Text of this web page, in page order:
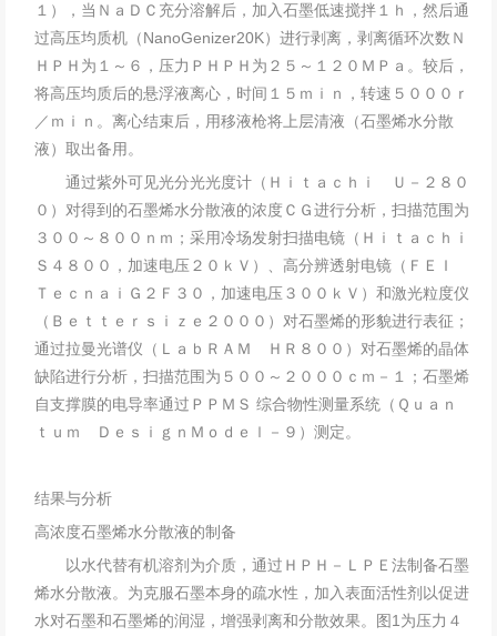
１），当ＮａＤＣ充分溶解后，加入石墨低速搅拌１ｈ，然后通
过高压均质机（NanoGenizer20K）进行剥离，剥离循环次数Ｎ
ＨＰＨ为１～６，压力ＰＨＰＨ为２５～１２０ＭＰａ。较后，
将高压均质后的悬浮液离心，时间１５ｍｉｎ，转速５０００ｒ
／ｍｉｎ。离心结束后，用移液枪将上层清液（石墨烯水分散
液）取出备用。
通过紫外可见光分光光度计（Ｈｉｔａｃｈｉ Ｕ－２８０
０）对得到的石墨烯水分散液的浓度ＣＧ进行分析，扫描范围为
３００～８００ｎｍ；采用冷场发射扫描电镜（Ｈｉｔａｃｈｉ
Ｓ４８００，加速电压２０ｋＶ）、高分辨透射电镜（ＦＥＩ
ＴｅｃｎａｉＧ２Ｆ３０，加速电压３００ｋＶ）和激光粒度仪
（Ｂｅｔｔｅｒｓｉｚｅ２０００）对石墨烯的形貌进行表征；
通过拉曼光谱仪（ＬａｂＲＡＭ ＨＲ８００）对石墨烯的晶体
缺陷进行分析，扫描范围为５００～２０００ｃｍ－１；石墨烯
自支撑膜的电导率通过ＰＰＭＳ 综合物性测量系统（Ｑｕａｎ
ｔｕｍ ＤｅｓｉｇｎＭｏｄｅｌ－９）测定。
结果与分析
高浓度石墨烯水分散液的制备
以水代替有机溶剂为介质，通过ＨＰＨ－ＬＰＥ法制备石墨
烯水分散液。为克服石墨本身的疏水性，加入表面活性剂以促进
水对石墨和石墨烯的润湿，增强剥离和分散效果。图1为压力４